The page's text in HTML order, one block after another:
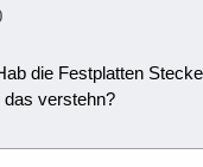
die Festplatten
das verstehn?